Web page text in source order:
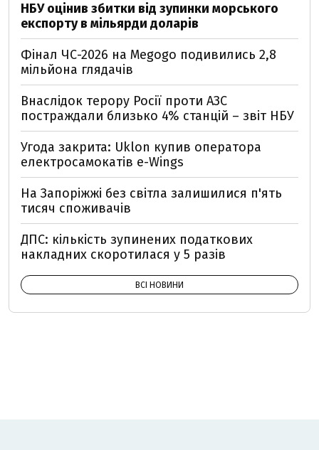
НБУ оцінив збитки від зупинки морського
експорту в мільярди доларів
Фінал ЧС-2026 на Megogo подивились 2,8
мільйона глядачів
Внаслідок терору Росії проти АЗС
постраждали близько 4% станцій – звіт НБУ
Угода закрита: Uklon купив оператора
електросамокатів e-Wings
На Запоріжжі без світла залишилися п'ять
тисяч споживачів
ДПС: кількість зупинених податкових
накладних скоротилася у 5 разів
ВСІ НОВИНИ